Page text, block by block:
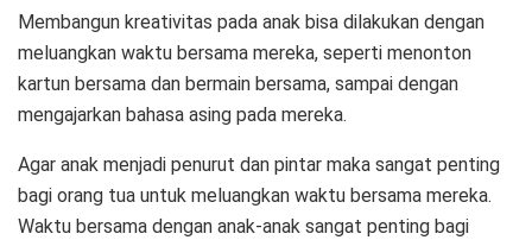
Membangun kreativitas pada anak bisa dilakukan dengan
meluangkan waktu bersama mereka, seperti menonton
kartun bersama dan bermain bersama, sampai dengan
mengajarkan bahasa asing pada mereka.
Agar anak menjadi penurut dan pintar maka sangat penting
bagi orang tua untuk meluangkan waktu bersama mereka.
Waktu bersama dengan anak-anak sangat penting bagi